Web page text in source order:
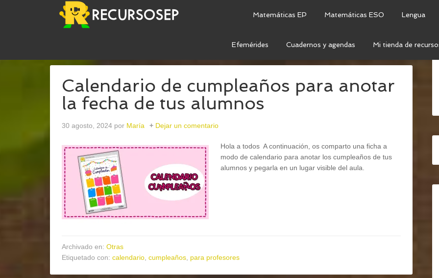
Matemáticas EP Matemáticas ESO Lengua
Efemérides Cuadernos y agendas Mi tienda de
Calendario de cumpleaños para anotar
la fecha de tus alumnos
30 agosto, 2024 por María Dejar un comentario
Hola a todos A continuación, os comparto una ficha a
modo de calendario para anotar los cumpleaños de tus
alumnos y pegarla en un lugar visible del aula.
Archivado en: Otras
Etiquetado con: calendario cumpleaños para profesores